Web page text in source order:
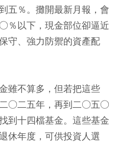
五％。攤開最新月報，會
％以下，現金部位卻逼近
守、強力防禦的資產配
雖不算多，但若把這些
二○二五年，再到二○五○
到十四檔基金。這些基金
休年度，可供投資人選